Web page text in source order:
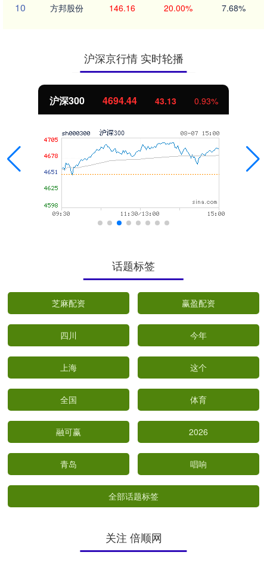
10 方邦股份 146.16 20.00% 7.68%
沪深京行情 实时轮播
北证50 1134.24 11.37
话题标签
芝麻配资 赢盈配资
四川 今年
上海 这个
全国 体育
融可赢 2026
青岛 唱响
全部话题标签
关注 倍顺网